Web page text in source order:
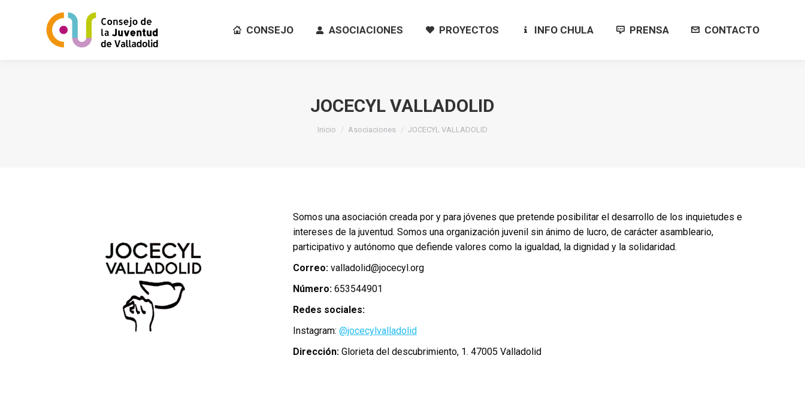
CONSEJO ASOCIACIONES PROYECTOS INFO CHULA PRENSA CONTACTO
JOCECYL VALLADOLID
Estás aquí:
Inicio Asociaciones JOCECYL VALLADOLID
Somos una asociación creada por y para jóvenes que pretende posibilitar el desarrollo de los inquietudes e
intereses de la juventud. Somos una organización juvenil sin ánimo de lucro, de carácter asambleario,
participativo y autónomo que defiende valores como la igualdad, la dignidad y la solidaridad.
Correo: valladolid@jocecyl.org
Número: 653544901
Redes sociales:
Instagram: @jocecylvalladolid
Dirección: Glorieta del descubrimiento, 1. 47005 Valladolid